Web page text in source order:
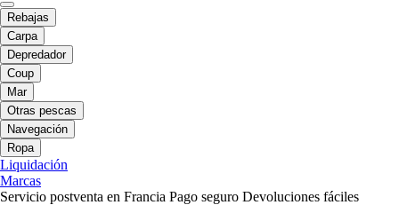
Rebajas
Carpa
Depredador
Coup
Mar
Otras pescas
Navegación
Ropa
Liquidación
Marcas
Servicio postventa en Francia Pago seguro Devoluciones fáciles